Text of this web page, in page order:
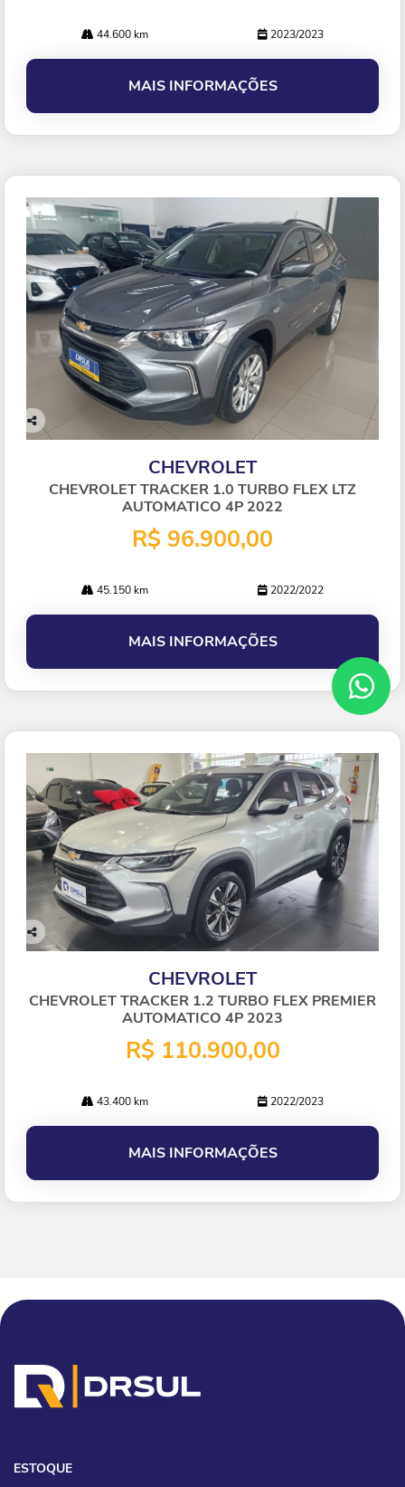
44.600 km 2023/2023
MAIS INFORMAÇÕES
Co
CHEVROLET
CHEVROLET TRACKER 1.0 TURBO FLEX LTZ
AUTOMATICO 4P 2022
R$ 96.900,00
45.150 km 2022/2022
MAIS INFORMAÇÕES
Co
lhe
CHEVROLET
CHEVROLET TRACKER 1.2 TURBO FLEX PREMIER
AUTOMATICO 4P 2023
R$ 110.900,00
43.400 km 2022/2023
MAIS INFORMAÇÕES
ESTOQUE